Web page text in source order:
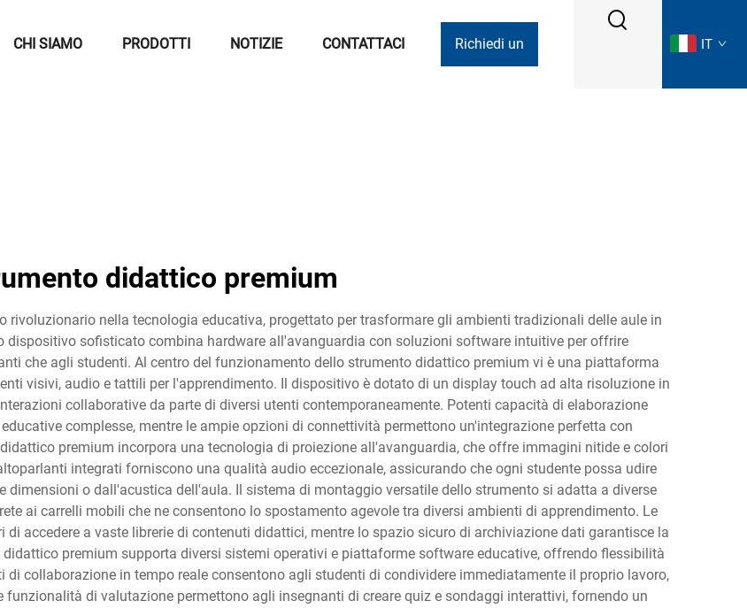
CHI SIAMO PRODOTTI NOTIZIE CONTATTACI Richiedi un IT
didattico premium
rivoluzionario nella tecnologia educativa, progettato per trasformare gli ambienti tradizionali delle aule in
dispositivo sofisticato combina hardware all'avanguardia con soluzioni software intuitive per offrire
che agli studenti. Al centro del funzionamento dello strumento didattico premium vi è una piattaforma
visivi, audio e tattili per l'apprendimento. Il dispositivo è dotato di un display touch ad alta risoluzione in
collaborative da parte di diversi utenti contemporaneamente. Potenti capacità di elaborazione
complesse, mentre le ampie opzioni di connettività permettono un'integrazione perfetta con
premium incorpora una tecnologia di proiezione all'avanguardia, che offre immagini nitide e colori
integrati forniscono una qualità audio eccezionale, assicurando che ogni studente possa udire
o dall'acustica dell'aula. Il sistema di montaggio versatile dello strumento si adatta a diverse
ai carrelli mobili che ne consentono lo spostamento agevole tra diversi ambienti di apprendimento. Le
accedere a vaste librerie di contenuti didattici, mentre lo spazio sicuro di archiviazione dati garantisce la
premium supporta diversi sistemi operativi e piattaforme software educative, offrendo flessibilità
collaborazione in tempo reale consentono agli studenti di condividere immediatamente il proprio lavoro,
di valutazione permettono agli insegnanti di creare quiz e sondaggi interattivi, fornendo un